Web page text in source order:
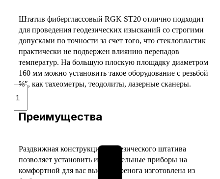
Количество
товара
штатив
Штатив фиберглассовый RGK ST20 отлично подходит
для проведения геодезических изысканий со строгими
допусками по точности за счет того, что стеклопластик
практически не подвержен влиянию перепадов
температур. На большую плоскую площадку диаметром
160 мм можно установить такое оборудование с резьбой
⅝″, как тахеометры, теодолиты, лазерные сканеры.
Преимущества
Раздвижная конструкция геодезического штатива
позволяет установить измерительные приборы на
комфортной для вас высоте. Тренога изготовлена из